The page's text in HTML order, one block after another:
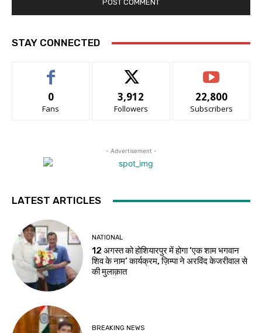
STAY CONNECTED
0
Fans
3,912
Followers
22,800
Subscribers
- Advertisement -
LATEST ARTICLES
NATIONAL
12 अगस्त को होशियारपुर में होगा ‘एक शाम भगवान
शिव के नाम’ कार्यक्रम, ज़िम्पा ने अरविंद केजरीवाल से
की मुलाक़ात
BREAKING NEWS